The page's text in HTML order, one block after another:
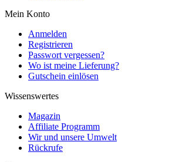
Mein Konto
Anmelden
Registrieren
Passwort vergessen?
Wo ist meine Lieferung?
Gutschein einlösen
Wissenswertes
Magazin
Affiliate Programm
Wir und unsere Umwelt
Rückrufe